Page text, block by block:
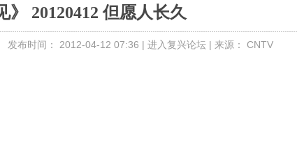
》 20120412 但愿人长久
发布时间： 2012-04-12 07:36 | 进入复兴论坛 | 来源： CNTV